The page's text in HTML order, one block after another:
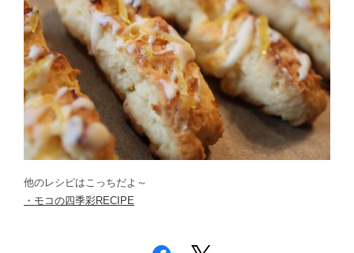
他のレシピはこっちだよ～
・モコの四季彩RECIPE